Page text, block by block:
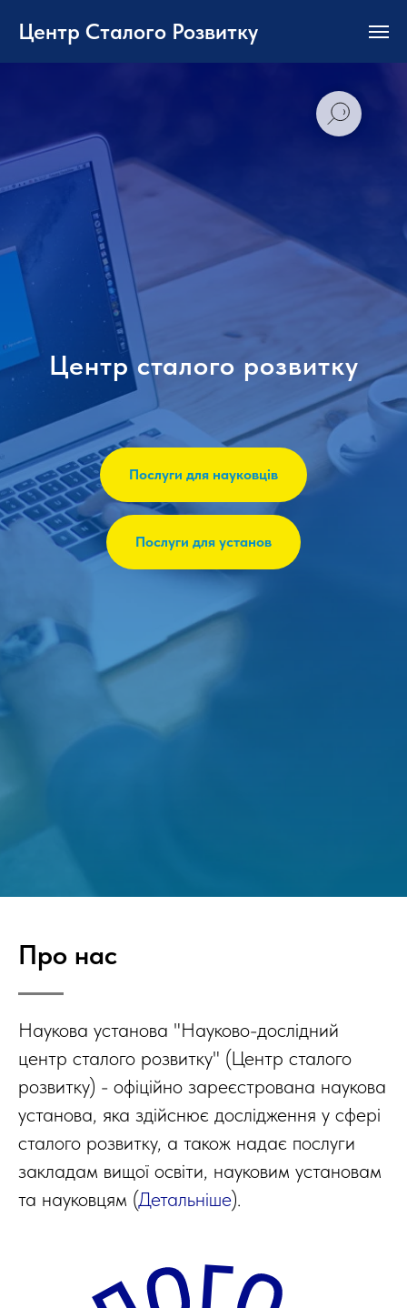
Центр Сталого Розвитку
Центр сталого розвитку
Послуги для науковців
Послуги для установ
Про нас
Наукова установа "Науково-дослідний
центр сталого розвитку" (Центр сталого
розвитку) - офіційно зареєстрована наукова
установа, яка здійснює дослідження у сфері
сталого розвитку, а також надає послуги
закладам вищої освіти, науковим установам
та науковцям (Детальніше).